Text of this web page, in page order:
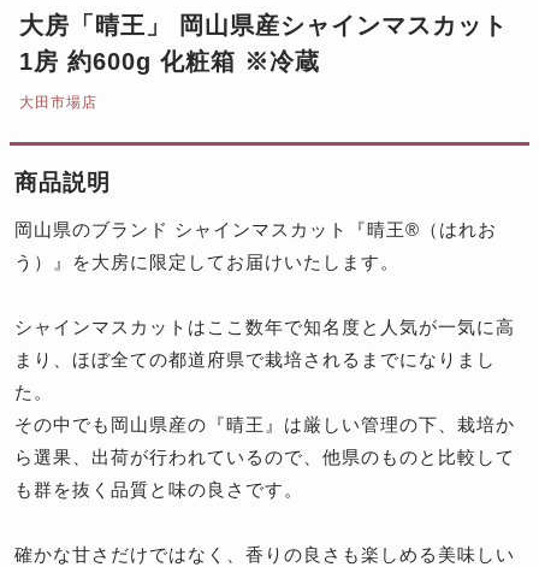
大房「晴王」 岡山県産シャインマスカット
1房 約600g 化粧箱 ※冷蔵
大田市場店
商品説明
岡山県のブランド シャインマスカット『晴王®（はれお
う）』を大房に限定してお届けいたします。
シャインマスカットはここ数年で知名度と人気が一気に高
まり、ほぼ全ての都道府県で栽培されるまでになりまし
た。
その中でも岡山県産の『晴王』は厳しい管理の下、栽培か
ら選果、出荷が行われているので、他県のものと比較して
も群を抜く品質と味の良さです。
確かな甘さだけではなく、香りの良さも楽しめる美味しい